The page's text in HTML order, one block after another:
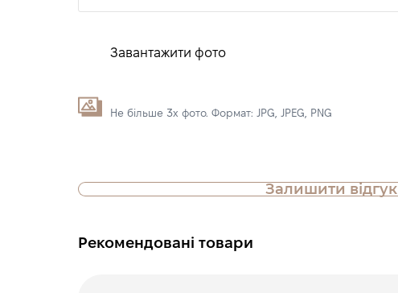
Завантажити фото
Не більше 3х фото. Формат: JPG, JPEG, PNG
Залишити відгук
Рекомендовані товари